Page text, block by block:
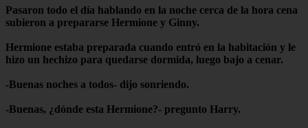
Pasaron todo el día hablando en la noche cerca de la hora cena
subieron a prepararse Hermione y Ginny.
Hermione estaba preparada cuando entró en la habitación y le
hizo un hechizo para quedarse dormida, luego bajo a cenar.
-Buenas noches a todos- dijo sonriendo.
-Buenas, ¿dónde esta Hermione?- pregunto Harry.